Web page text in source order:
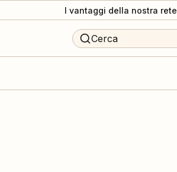
I vantaggi della nostra rete
Cerca